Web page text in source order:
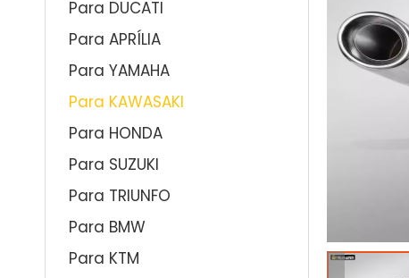
Para DUCATI
Para APRÍLIA
Para YAMAHA
Para KAWASAKI
Para HONDA
Para SUZUKI
Para TRIUNFO
Para BMW
Para KTM